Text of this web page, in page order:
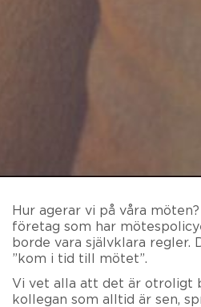
Hur agerar vi på våra
företag som har
borde vara självklara regler.
”kom i tid till mötet”.
Vi vet alla att det är otroligt
kollegan som alltid är sen,